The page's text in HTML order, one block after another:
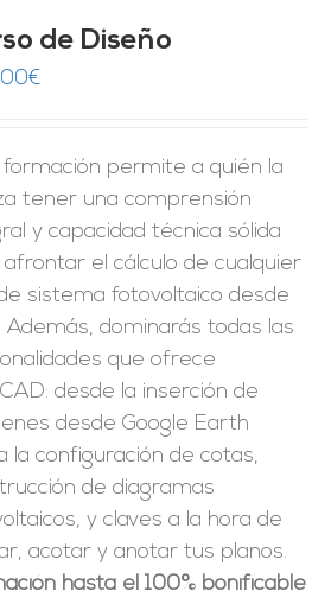
de Diseño
€
formación permite a quién la
tener una comprensión
y capacidad técnica sólida
afrontar el cálculo de cualquier
sistema fotovoltaico desde
Además, dominarás todas las
que ofrece
desde la inserción de
desde Google Earth
la configuración de cotas,
de diagramas
y claves a la hora de
acotar y anotar tus planos.
hasta el 100% bonificable